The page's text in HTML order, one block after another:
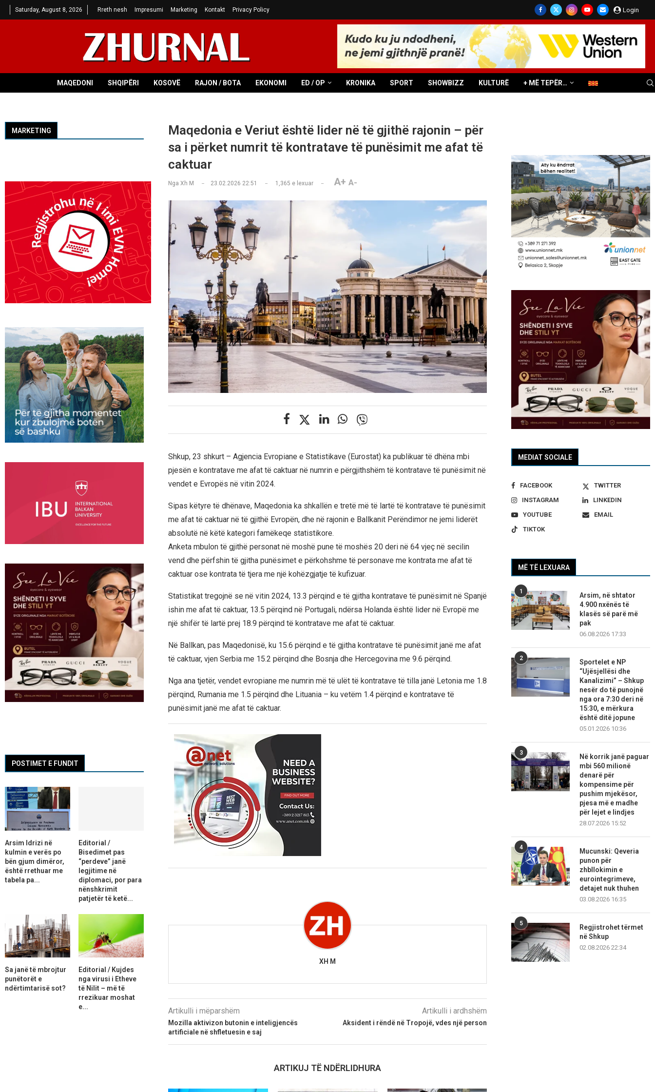
Saturday, August 8, 2026 Rreth nesh Impresumi Marketing Kontakt Privacy Policy Login
MAQEDONI SHQIPËRI KOSOVË RAJON / BOTA EKONOMI ED / OP KRONIKA SPORT SHOWBIZZ KULTURË + MË TEPËR…
Maqedonia e Veriut është lider në të gjithë rajonin – për
sa i përket numrit të kontratave të punësimit me afat të
caktuar
Nga Xh M 23.02.2026 22:51 1,365 e lexuar A+ A-
Shkup, 23 shkurt – Agjencia Evropiane e Statistikave (Eurostat) ka publikuar të dhëna mbi
pjesën e kontratave me afat të caktuar në numrin e përgjithshëm të kontratave të punësimit në
vendet e Evropës në vitin 2024.
Sipas këtyre të dhënave, Maqedonia ka shkallën e tretë më të lartë të kontratave të punësimit
me afat të caktuar në të gjithë Evropën, dhe në rajonin e Ballkanit Perëndimor ne jemi liderët
absolutë në këtë kategori famëkeqe statistikore.
Anketa mbulon të gjithë personat në moshë pune të moshës 20 deri në 64 vjeç në secilin
vend dhe përfshin të gjitha punësimet e përkohshme të personave me kontrata me afat të
caktuar ose kontrata të tjera me një kohëzgjatje të kufizuar.
Statistikat tregojnë se në vitin 2024, 13.3 përqind e të gjitha kontratave të punësimit në Spanjë
ishin me afat të caktuar, 13.5 përqind në Portugali, ndërsa Holanda është lider në Evropë me
një shifër të lartë prej 18.9 përqind të kontratave me afat të caktuar.
Në Ballkan, pas Maqedonisë, ku 15.6 përqind e të gjitha kontratave të punësimit janë me afat
të caktuar, vjen Serbia me 15.2 përqind dhe Bosnja dhe Hercegovina me 9.6 përqind.
Nga ana tjetër, vendet evropiane me numrin më të ulët të kontratave të tilla janë Letonia me 1.8
përqind, Rumania me 1.5 përqind dhe Lituania – ku vetëm 1.4 përqind e kontratave të
punësimit janë me afat të caktuar.
XH M
Artikulli i mëparshëm
Mozilla aktivizon butonin e inteligjencës
artificiale në shfletuesin e saj
Artikulli i ardhshëm
Aksident i rëndë në Tropojë, vdes një person
ARTIKUJ TË NDËRLIDHURA
MEDIAT SOCIALE
FACEBOOK
TWITTER
INSTAGRAM
LINKEDIN
YOUTUBE
EMAIL
TIKTOK
MË TË LEXUARA
1
Arsim, në shtator
4.900 nxënës të
klasës së parë më
pak
06.08.2026 17:33
2
Sportelet e NP
“Ujësjellësi dhe
Kanalizimi” – Shkup
nesër do të punojnë
nga ora 7:30 deri në
15:30, e mërkura
është ditë jopune
05.01.2026 10:36
3
Në korrik janë paguar
mbi 560 milionë
denarë për
kompensime për
pushim mjekësor,
pjesa më e madhe
për lejet e lindjes
28.07.2026 15:52
4
Mucunski: Qeveria
punon për
zhbllokimin e
eurointegrimeve,
detajet nuk thuhen
03.08.2026 16:35
5
Regjistrohet tërmet
në Shkup
02.08.2026 22:34
MARKETING
POSTIMET E FUNDIT
Arsim Idrizi në
kulmin e verës po
bën gjum dimëror,
është rrethuar me
tabela pa...
Editorial /
Bisedimet pas
“perdeve” janë
legjitime në
diplomaci, por para
nënshkrimit
patjetër të ketë...
Sa janë të mbrojtur
punëtorët e
ndërtimtarisë sot?
Editorial / Kujdes
nga virusi i Etheve
të Nilit – më të
rrezikuar moshat
e...